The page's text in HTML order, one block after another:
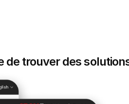
de trouver des